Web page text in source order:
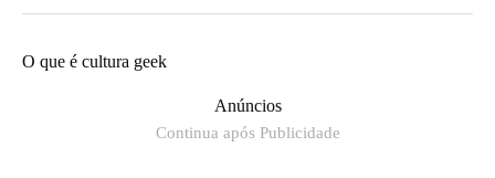
O que é cultura geek
Anúncios
Continua após Publicidade